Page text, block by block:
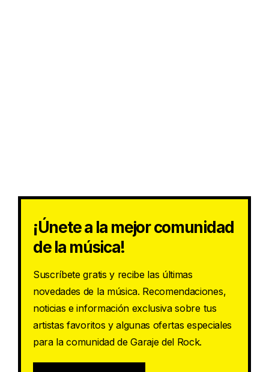
¡Únete a la mejor comunidad
de la música!
Suscríbete gratis y recibe las últimas
novedades de la música. Recomendaciones,
noticias e información exclusiva sobre tus
artistas favoritos y algunas ofertas especiales
para la comunidad de Garaje del Rock.